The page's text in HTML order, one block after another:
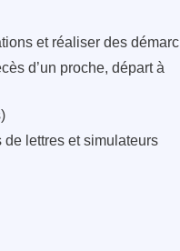
et réaliser des
d’un proche, départ à
lettres et simulateurs